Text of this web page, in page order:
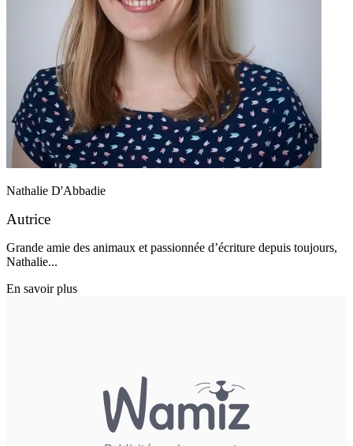
Nathalie D'Abbadie
Autrice
Grande amie des animaux et passionnée d’écriture depuis toujours,
Nathalie...
En savoir plus